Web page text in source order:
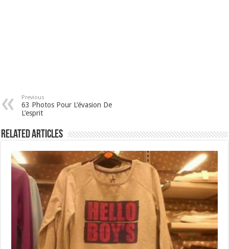
Previous
63 Photos Pour L’évasion De
L’esprit
Related Articles